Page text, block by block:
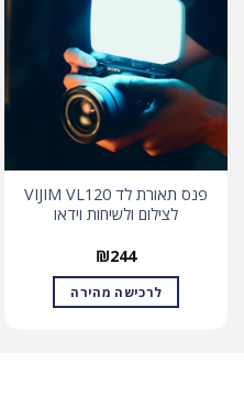
פנס תאורת לד VIJIM VL120
לצילום ולשיחות וידאו
₪244
לרכישה מהירה